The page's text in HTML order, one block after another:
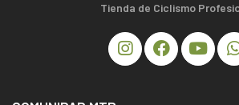
Tienda de Ciclismo